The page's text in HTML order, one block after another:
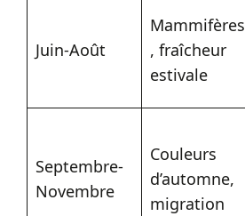
Juin-Août
Mammifères
, fraîcheur
estivale
Septembre-
Novembre
Couleurs
d’automne,
migration